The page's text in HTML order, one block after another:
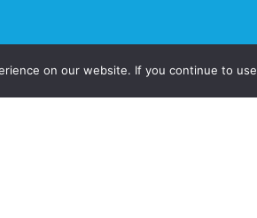
on our website. If you continue to